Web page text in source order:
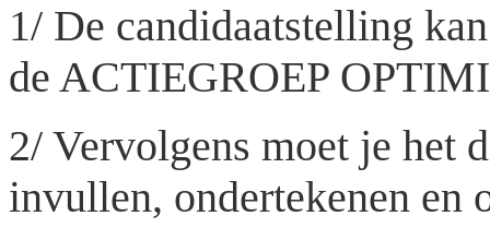
1/ De candidaatstelling
de ACTIEGROEP
2/ Vervolgens moet je het
invullen, ondertekenen en